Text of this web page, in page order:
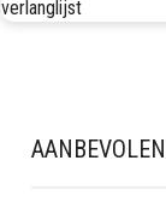
verlanglijst
AANBEVOLEN